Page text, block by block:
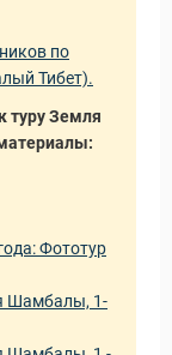
по
Тибет).
туру Земля
Фототур
Шамбалы, 1-